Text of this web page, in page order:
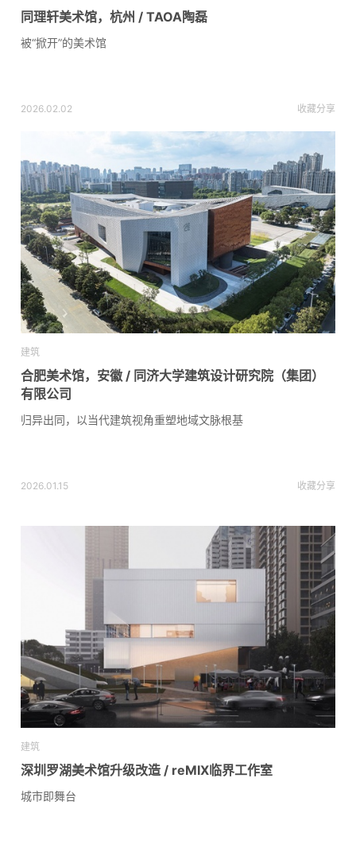
同理轩美术馆，杭州 / TAOA陶磊
被“掀开”的美术馆
2026.02.02 收藏分享
建筑
合肥美术馆，安徽 / 同济大学建筑设计研究院（集团）
有限公司
归异出同，以当代建筑视角重塑地域文脉根基
2026.01.15 收藏分享
建筑
深圳罗湖美术馆升级改造 / reMIX临界工作室
城市即舞台